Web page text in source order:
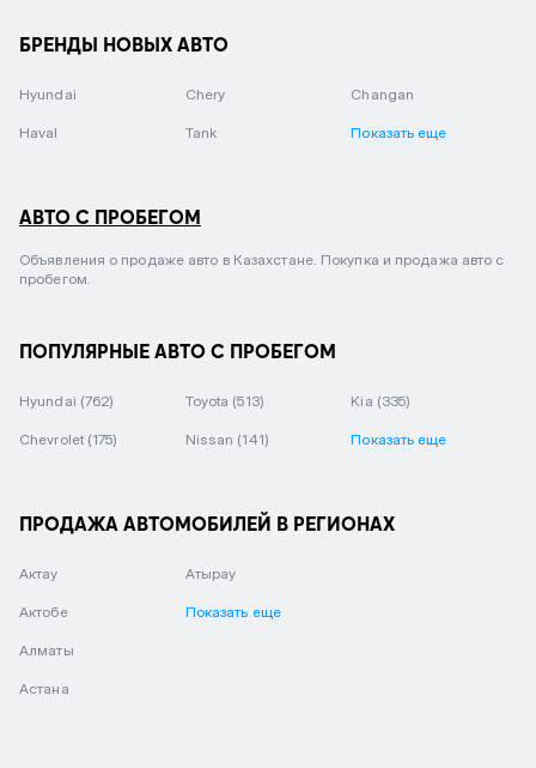
БРЕНДЫ НОВЫХ АВТО
Hyundai Chery Changan
Haval Tank Показать еще
АВТО С ПРОБЕГОМ
Объявления о продаже авто в Казахстане. Покупка и продажа авто с
пробегом.
ПОПУЛЯРНЫЕ АВТО С ПРОБЕГОМ
Hyundai (762) Toyota (513) Kia (335)
Chevrolet (175) Nissan (141) Показать еще
ПРОДАЖА АВТОМОБИЛЕЙ В РЕГИОНАХ
Актау
Актобе
Алматы
Астана
Атырау
Показать еще